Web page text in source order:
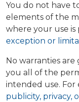
You do not have
elements of the
where your use
exception or
No warranties are
you all of the
intended use. For
publicity, privacy,